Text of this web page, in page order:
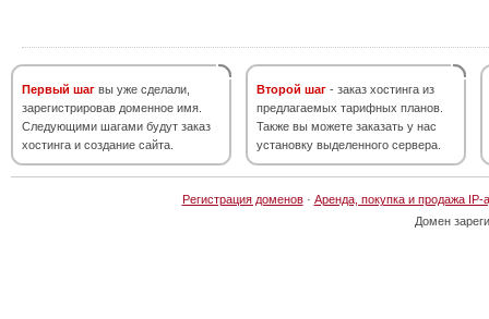
Первый шаг вы уже сделали,
зарегистрировав доменное имя.
Следующими шагами будут заказ
хостинга и создание сайта.
Второй шаг - заказ хостинга из
предлагаемых тарифных планов.
Также вы можете заказать у нас
установку выделенного сервера.
Регистрация доменов· Аренда, покупка и продажа IP-
Домен